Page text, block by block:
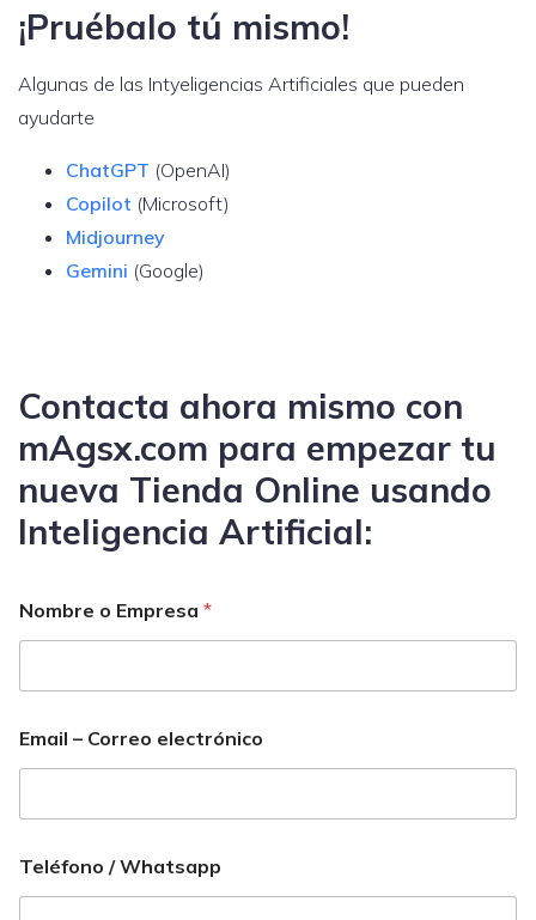
¡Pruébalo tú mismo!
Algunas de las Intyeligencias Artificiales que pueden
ayudarte
ChatGPT (OpenAI)
Copilot (Microsoft)
Midjourney
Gemini (Google)
Contacta ahora mismo con
mAgsx.com para empezar tu
nueva Tienda Online usando
Inteligencia Artificial:
Nombre o Empresa *
Email – Correo electrónico
Teléfono / Whatsapp